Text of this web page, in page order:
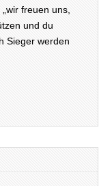
freuen uns,
und du
Sieger werden